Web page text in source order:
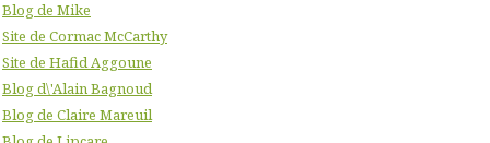
Blog de Mike
Site de Cormac McCarthy
Site de Hafid Aggoune
Blog d\'Alain Bagnoud
Blog de Claire Mareuil